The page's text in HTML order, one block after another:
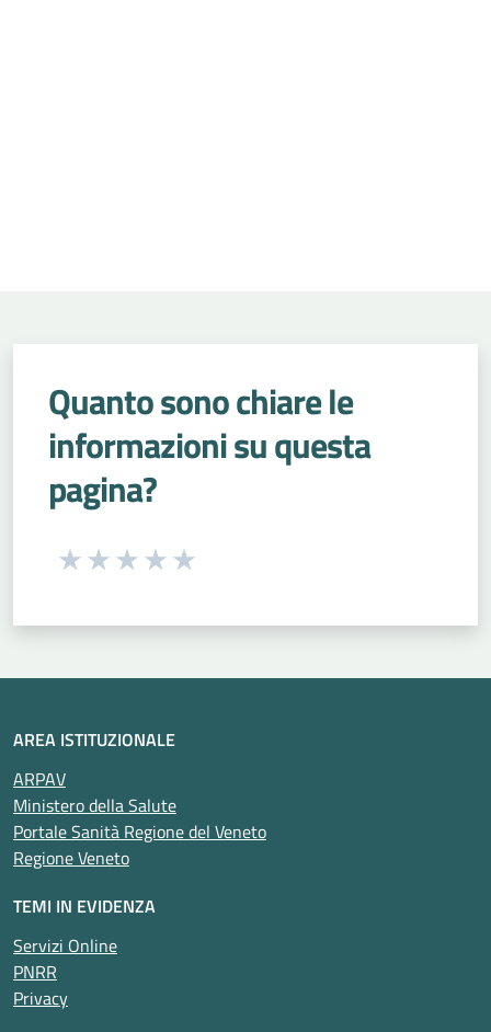
Quanto sono chiare le
informazioni su questa
pagina?
Seleziona una valutazione da 1 a 5 stelle
AREA ISTITUZIONALE
ARPAV
Ministero della Salute
Portale Sanità Regione del Veneto
Regione Veneto
TEMI IN EVIDENZA
Servizi Online
PNRR
Privacy